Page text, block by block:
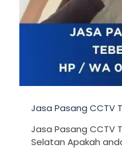
Jasa Pasang CCTV
Jasa Pasang CCTV
Selatan Apakah